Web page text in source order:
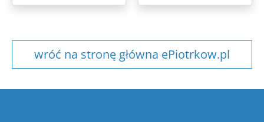
wróć na stronę główna ePiotrkow.pl